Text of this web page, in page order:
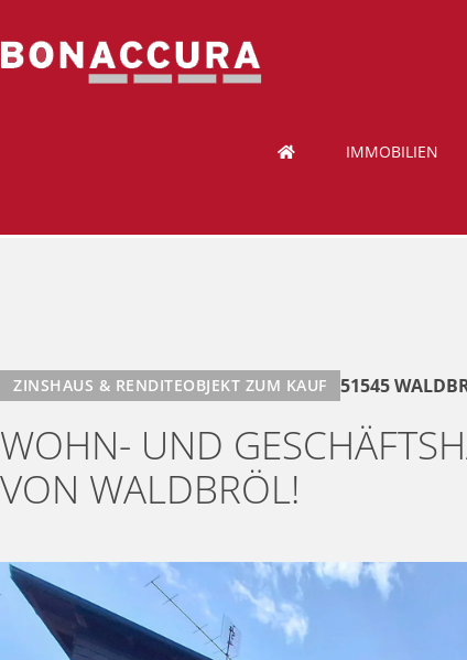
IMMOBILIEN
ZINSHAUS & RENDITEOBJEKT ZUM KAUF 51545
WOHN- UND
VON WALDBRÖL!